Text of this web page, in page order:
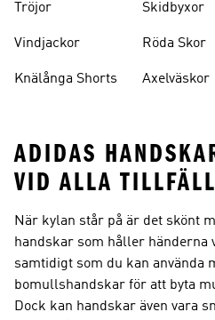
Tröjor
Vindjackor
Knälånga Shorts
Skidbyxor
Röda Skor
Axelväskor
ADIDAS
VID ALLA
När kylan står på är det skönt
handskar som håller händerna
samtidigt som du kan använda
bomullshandskar för att byta
Dock kan handskar även vara